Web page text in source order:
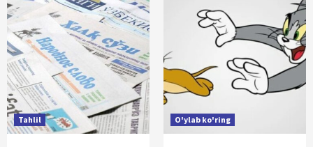
Tahlil O'ylab ko'ring